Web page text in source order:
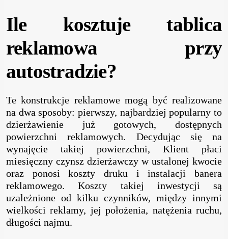
Ile kosztuje tablica
reklamowa przy
autostradzie?
Te konstrukcje reklamowe mogą być realizowane
na dwa sposoby: pierwszy, najbardziej popularny to
dzierżawienie już gotowych, dostępnych
powierzchni reklamowych. Decydując się na
wynajęcie takiej powierzchni, Klient płaci
miesięczny czynsz dzierżawczy w ustalonej kwocie
oraz ponosi koszty druku i instalacji banera
reklamowego. Koszty takiej inwestycji są
uzależnione od kilku czynników, między innymi
wielkości reklamy, jej położenia, natężenia ruchu,
długości najmu.